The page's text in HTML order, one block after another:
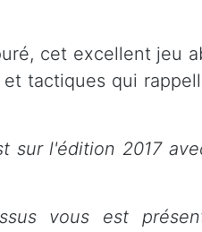
cet excellent jeu
tactiques qui
sur l'édition 2017
vous est